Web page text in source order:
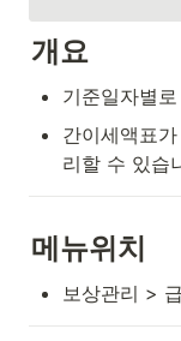
개요
기준일자별
간이세액표
리할 수 있습
메뉴위치
보상관리 >